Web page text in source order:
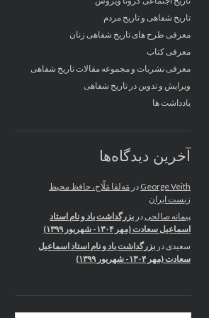
تاریخ شفاهی و تاریخ مردم
معرفی طرح های تاریخ شفاهی زنان
معرفی کتاب
معرفی نشریات و مجموعه مقالات تاریخ شفاهی
ویرایش و تدوین در تاریخ شفاهی
یادداشت ها
آخرین دیدگاه‌ها
George Veith در مَه‌لقا مَلّاح، حافظ محیط
زیست ایران
پیمانه صالحی در بزرگداشت یاد و نام استاد
اسماعیل سعادت (مهر ۱۳۰۴- شهریور ۱۳۹۹)
سعیدی در بزرگداشت یاد و نام استاد اسماعیل
سعادت (مهر ۱۳۰۴- شهریور ۱۳۹۹)